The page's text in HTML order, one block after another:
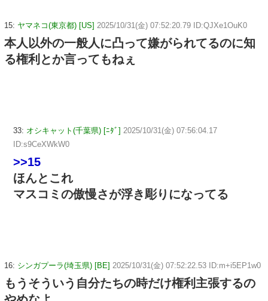
15: ヤマネコ(東京都) [US] 2025/10/31(金) 07:52:20.79 ID:QJXe1OuK0
本人以外の一般人に凸って嫌がられてるのに知
る権利とか言ってもねぇ
33: オシキャット(千葉県) [ﾆﾀﾞ] 2025/10/31(金) 07:56:04.17
ID:s9CeXWkW0
>>15
ほんとこれ
マスコミの傲慢さが浮き彫りになってる
16: シンガプーラ(埼玉県) [BE] 2025/10/31(金) 07:52:22.53 ID:m+i5EP1w0
もうそういう自分たちの時だけ権利主張するの